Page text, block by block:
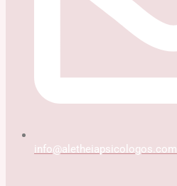
info@aletheiapsicologos.com